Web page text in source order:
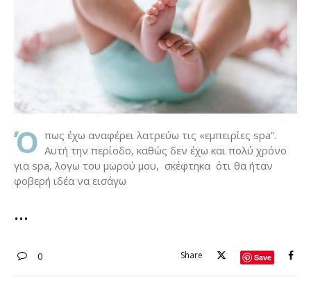
Ό πως έχω αναφέρει λατρεύω τις «εμπειρίες spa”.
Αυτή την περίοδο, καθώς δεν έχω και πολύ χρόνο
για spa, λογω του μωρού μου, σκέφτηκα ότι θα ήταν
φοβερή ιδέα να εισάγω
0 Share Save